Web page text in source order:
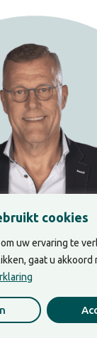
cookies
uw ervaring te
gaat u
en executive